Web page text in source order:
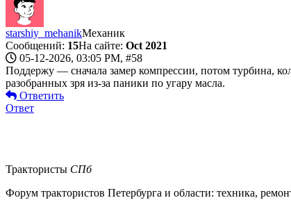
starshiy_mehanikМеханик
Сообщений: 15На сайте: Oct 2021
05-12-2026, 03:05 PM, #58
Поддержу — сначала замер компрессии, потом турбина,
разобранных зря из-за паники по угару масла.
Ответить
Ответ
Трактористы СПб
Форум трактористов Петербурга и области: техника,